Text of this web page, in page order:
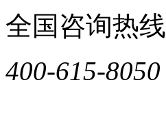
全国咨询热线
400-615-8050